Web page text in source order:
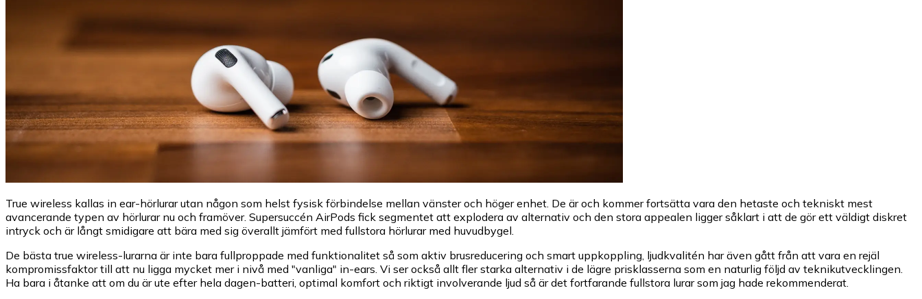
True wireless kallas in ear-hörlurar utan någon som helst fysisk förbindelse mellan vänster och höger enhet. De är och kommer fortsätta vara den hetaste och tekniskt mest
avancerande typen av hörlurar nu och framöver. Supersuccén AirPods fick segmentet att explodera av alternativ och den stora appealen ligger såklart i att de gör ett väldigt diskret
intryck och är långt smidigare att bära med sig överallt jämfört med fullstora hörlurar med huvudbygel.
De bästa true wireless-lurarna är inte bara fullproppade med funktionalitet så som aktiv brusreducering och smart uppkoppling, ljudkvalitén har även gått från att vara en rejäl
kompromissfaktor till att nu ligga mycket mer i nivå med "vanliga" in-ears. Vi ser också allt fler starka alternativ i de lägre prisklasserna som en naturlig följd av teknikutvecklingen.
Ha bara i åtanke att om du är ute efter hela dagen-batteri, optimal komfort och riktigt involverande ljud så är det fortfarande fullstora lurar som jag hade rekommenderat.